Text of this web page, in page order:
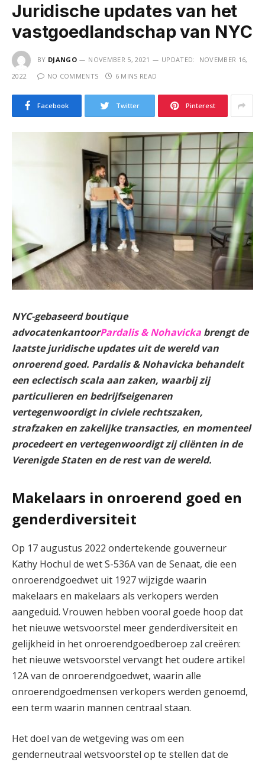
Juridische updates van het
vastgoedlandschap van NYC
BY DJANGO NOVEMBER 5, 2021 UPDATED:
NOVEMBER 16,
2022
NO COMMENTS 6 MINS READ
Facebook Twitter Pinterest
NYC-gebaseerd boutique
advocatenkantoorPardalis &Nohavicka brengt de
laatste juridische updates uit de wereld van
onroerend goed. Pardalis & Nohavicka behandelt
een eclectisch scala aan zaken, waarbij zij
particulieren en bedrijfseigenaren
vertegenwoordigt in civiele rechtszaken,
strafzaken en zakelijke transacties, en momenteel
procedeert en vertegenwoordigt zij cliënten in de
Verenigde Staten en de rest van de wereld.
Makelaars in onroerend goed en
genderdiversiteit
Op 17 augustus 2022 ondertekende gouverneur
Kathy Hochul de wet S-536A van de Senaat, die een
onroerendgoedwet uit 1927 wijzigde waarin
makelaars en makelaars als verkopers werden
aangeduid. Vrouwen hebben vooral goede hoop dat
het nieuwe wetsvoorstel meer genderdiversiteit en
gelijkheid in het onroerendgoedberoep zal creëren:
het nieuwe wetsvoorstel vervangt het oudere artikel
12A van de onroerendgoedwet, waarin alle
onroerendgoedmensen verkopers werden genoemd,
een term waarin mannen centraal staan.
Het doel van de wetgeving was om een ​​
genderneutraal wetsvoorstel op te stellen dat de